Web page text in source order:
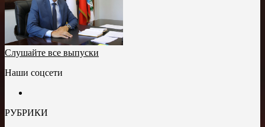
Слушайте все выпуски
Наши соцсети
РУБРИКИ